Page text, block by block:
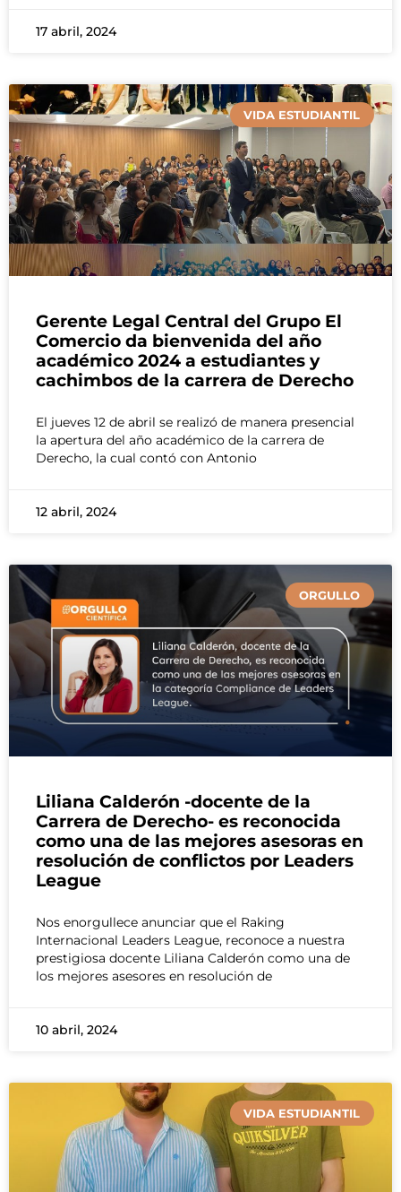
17 abril, 2024
VIDA ESTUDIANTIL
Gerente Legal Central del Grupo El
Comercio da bienvenida del año
académico 2024 a estudiantes y
cachimbos de la carrera de Derecho
El jueves 12 de abril se realizó de manera presencial
la apertura del año académico de la carrera de
Derecho, la cual contó con Antonio
12 abril, 2024
ORGULLO
Liliana Calderón -docente de la
Carrera de Derecho- es reconocida
como una de las mejores asesoras en
resolución de conflictos por Leaders
League
Nos enorgullece anunciar que el Raking
Internacional Leaders League, reconoce a nuestra
prestigiosa docente Liliana Calderón como una de
los mejores asesores en resolución de
10 abril, 2024
VIDA ESTUDIANTIL